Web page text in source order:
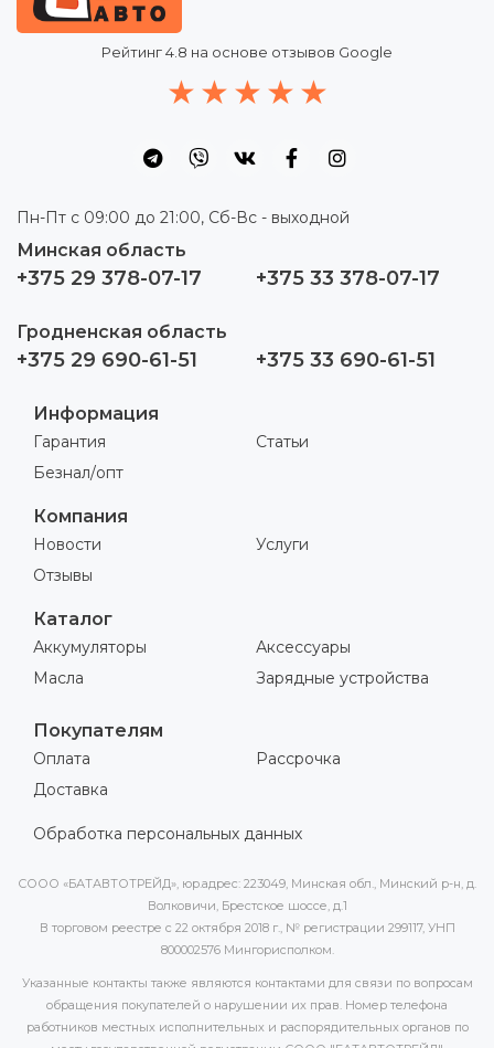
Рейтинг4.8 на основе отзывов Google
Пн-Пт с 09:00 до 21:00, Сб-Вс - выходной
Минская область
+375 29 378-07-17 +375 33 378-07-17
Гродненская область
+375 29 690-61-51 +375 33 690-61-51
Информация
Гарантия
Безнал/опт
Статьи
Компания
Новости
Отзывы
Услуги
Каталог
Аккумуляторы
Масла
Аксессуары
Зарядные устройства
Покупателям
Оплата
Доставка
Рассрочка
Обработка персональных данных
СООО «БАТАВТОТРЕЙД», юр.адрес: 223049, Минская обл., Минский р-н, д.
Волковичи, Брестское шоссе, д.1
В торговом реестре с 22 октября 2018 г., № регистрации 299117, УНП
800002576 Мингорисполком.
Указанные контакты также являются контактами для связи по вопросам
обращения покупателей о нарушении их прав. Номер телефона
работников местных исполнительных и распорядительных органов по